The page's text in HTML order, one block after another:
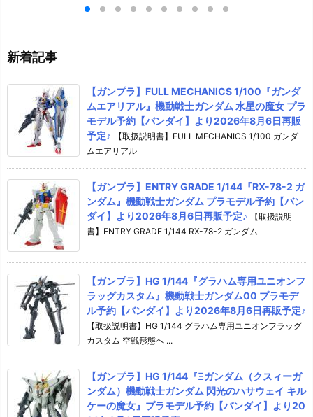
ダイ】より2026年7月25日発
新着記事
【ガンプラ】FULL MECHANICS 1/100『ガンダ
ムエアリアル』機動戦士ガンダム 水星の魔女 プラ
モデル予約【バンダイ】より2026年8月6日再販
予定♪
【取扱説明書】FULL MECHANICS 1/100 ガンダ
ムエアリアル
【ガンプラ】ENTRY GRADE 1/144『RX-78-2 ガ
ンダム』機動戦士ガンダム プラモデル予約【バン
ダイ】より2026年8月6日再販予定♪
【取扱説明
書】ENTRY GRADE 1/144 RX-78-2 ガンダム
【ガンプラ】HG 1/144『グラハム専用ユニオンフ
ラッグカスタム』機動戦士ガンダム00 プラモデ
ル予約【バンダイ】より2026年8月6日再販予定♪
【取扱説明書】HG 1/144 グラハム専用ユニオンフラッグ
カスタム 空戦形態へ ...
【ガンプラ】HG 1/144『Ξガンダム（クスィーガ
ンダム）機動戦士ガンダム 閃光のハサウェイ キル
ケーの魔女』プラモデル予約【バンダイ】より20